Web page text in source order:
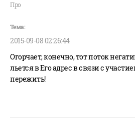
Про
2015-09-08 02:26:44
Огорчает, конечно, тот поток
льется в Его адрес в связи с
пережить!